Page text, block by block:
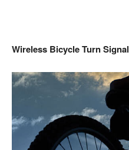
Wireless Bicycle Turn Signal